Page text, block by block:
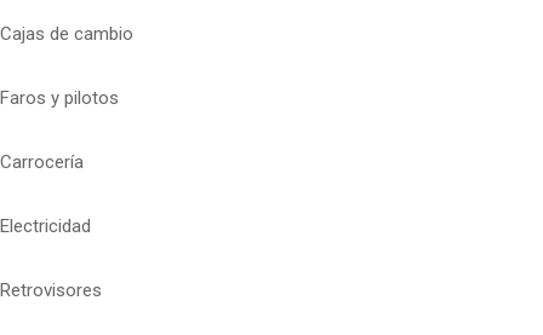
Cajas de cambio
Faros y pilotos
Carrocería
Electricidad
Retrovisores